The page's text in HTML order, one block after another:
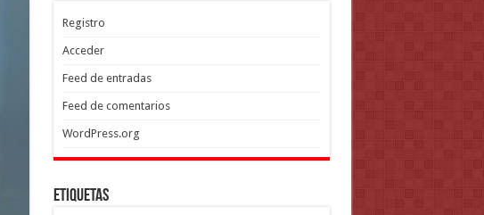
Registro
Acceder
Feed de entradas
Feed de comentarios
WordPress.org
Etiquetas